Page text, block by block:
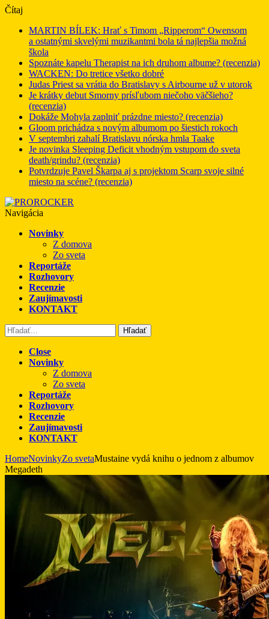
Čítaj
MARTIN BÍLEK: Hrať s Timom „Ripperom“ Owensom
a ostatnými skvelými muzikantmi bola tá najlepšia možná
škola
Spoznáte kapelu Therapist na ich druhom albume? (recenzia)
WACKEN: Do tretice všetko dobré
Judas Priest sa vrátia do Bratislavy s Airbourne už v utorok
Je krátky debut Smorny prísľubom niečoho väčšieho?
(recenzia)
Dokáže Mohyla zaplniť prázdne miesto? (recenzia)
Gloom prichádza s novým albumom po šiestich rokoch
V septembri zahalí Bratislavu nórska hmla Taake
Je novinka Sleeping Deficit vhodným vstupom do sveta
death/grindu? (recenzia)
Potvrdzuje Pavel Škarpa aj s projektom Scarp svoje silné
miesto na scéne? (recenzia)
Navigácia
Novinky
Z domova
Zo sveta
Reportáže
Rozhovory
Recenzie
Zaujímavosti
KONTAKT
Hľadať
Close
Novinky
Z domova
Zo sveta
Reportáže
Rozhovory
Recenzie
Zaujímavosti
KONTAKT
HomeNovinkyZo svetaMustaine vydá knihu o jednom z albumov
Megadeth